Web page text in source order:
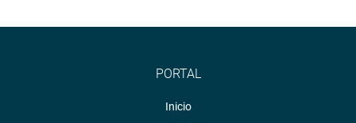
PORTAL
Inicio